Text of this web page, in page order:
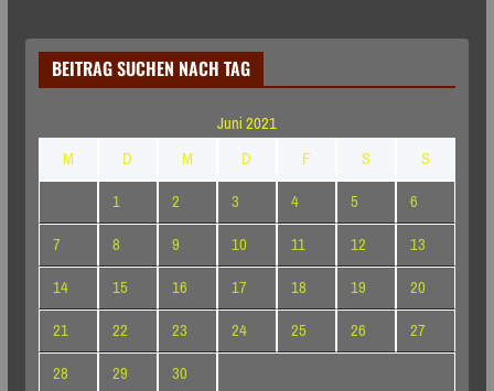
BEITRAG SUCHEN NACH TAG
Juni 2021
M
D M D F S
S
1
2 3 4 5
6
7
8 9 10 11 12
13
14
15 16 17 18 19
20
21
22 23 24 25 26
27
28
29
30